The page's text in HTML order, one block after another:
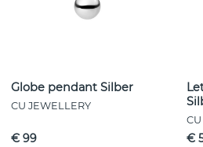
Globe pendant Silber
CU JEWELLERY
€ 99
€